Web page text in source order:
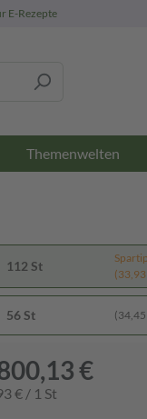
E-Rezepte
Themenwelten
112 St
(33,93
56 St (34,45
€
€ / 1 St